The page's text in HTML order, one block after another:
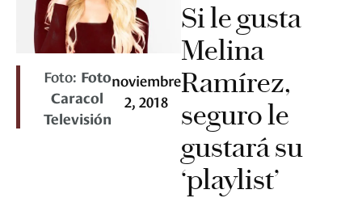
Foto: Foto
Caracol
Televisión
noviembre
2, 2018
Si le gusta
Melina
Ramírez,
seguro le
gustará su
‘playlist’